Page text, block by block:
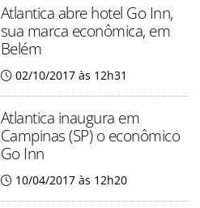
Atlantica abre hotel Go Inn,
sua marca econômica, em
Belém
02/10/2017 às 12h31
Atlantica inaugura em
Campinas (SP) o econômico
Go Inn
10/04/2017 às 12h20